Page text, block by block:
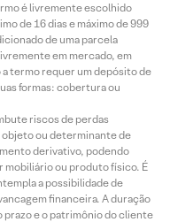
é livremente escolhido
de 16 dias e máximo de 999
de uma parcela
em mercado, em
termo requer um depósito de
formas: cobertura ou
riscos de perdas
ou determinante de
derivativo, podendo
mobiliário ou produto físico. É
a possibilidade de
financeira. A duração
e o patrimônio do cliente